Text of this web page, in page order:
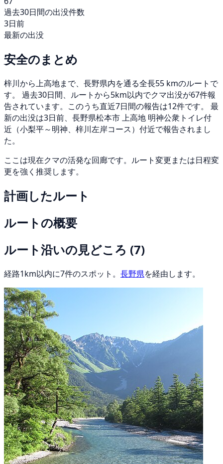
過去30日間の出没件数
3日前
最新の出没
安全のまとめ
梓川から上高地まで、長野県内を通る全長55 kmのルートで
す。 過去30日間、ルートから5km以内でクマ出没が67件報
告されています。このうち直近7日間の報告は12件です。 最
新の出没は3日前、長野県松本市 上高地 明神公衆トイレ付
近（小梨平～明神、梓川左岸コース）付近で報告されまし
た。
ここは現在クマの活発な回廊です。ルート変更または日程変
更を強く推奨します。
計画したルート
ルートの概要
ルート沿いの見どころ (7)
経路1km以内に7件のスポット。 長野県を経由します。